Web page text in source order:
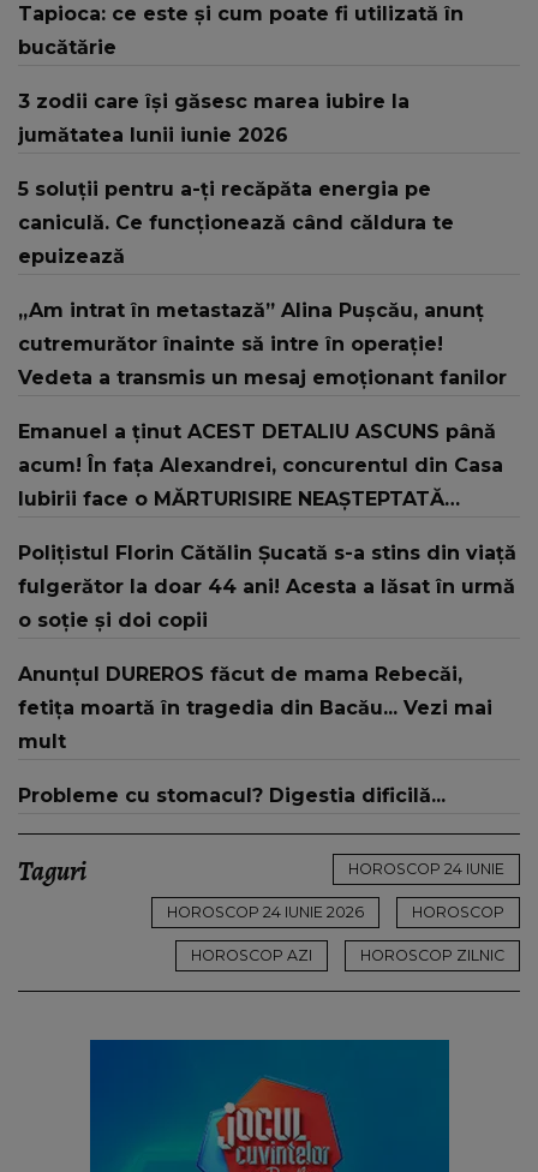
Tapioca: ce este și cum poate fi utilizată în
bucătărie
3 zodii care își găsesc marea iubire la
jumătatea lunii iunie 2026
5 soluții pentru a-ți recăpăta energia pe
caniculă. Ce funcționează când căldura te
epuizează
„Am intrat în metastază” Alina Pușcău, anunț
cutremurător înainte să intre în operație!
Vedeta a transmis un mesaj emoționant fanilor
Emanuel a ținut ACEST DETALIU ASCUNS până
acum! În fața Alexandrei, concurentul din Casa
Iubirii face o MĂRTURISIRE NEAȘTEPTATĂ
te iubesc pentru că..."
Polițistul Florin Cătălin Șucată s-a stins din viață
fulgerător la doar 44 ani! Acesta a lăsat în urmă
o soție și doi copii
Anunțul DUREROS făcut de mama Rebecăi,
fetița moartă în tragedia din Bacău... Vezi mai
mult
Probleme cu stomacul? Digestia dificilă...
Taguri HOROSCOP 24 IUNIE
HOROSCOP 24 IUNIE 2026 HOROSCOP
HOROSCOP AZI HOROSCOP ZILNIC